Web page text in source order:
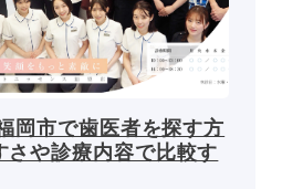
岡市で歯医者を探す方
さや診療内容で比較す